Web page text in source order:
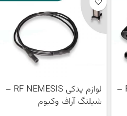
لوازم یدکی RF NEMESIS –
لوازم یدکی RF NEMESIS –
شیلنگ آراف وکیوم